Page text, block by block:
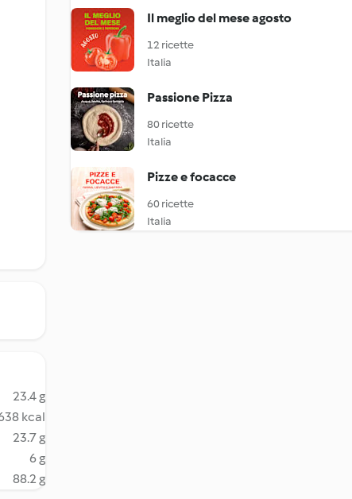
23.4 g
kcal
23.7 g
6 g
88.2 g
Il meglio del mese agosto
12 ricette
Italia
Passione Pizza
80 ricette
Italia
Pizze e focacce
60 ricette
Italia